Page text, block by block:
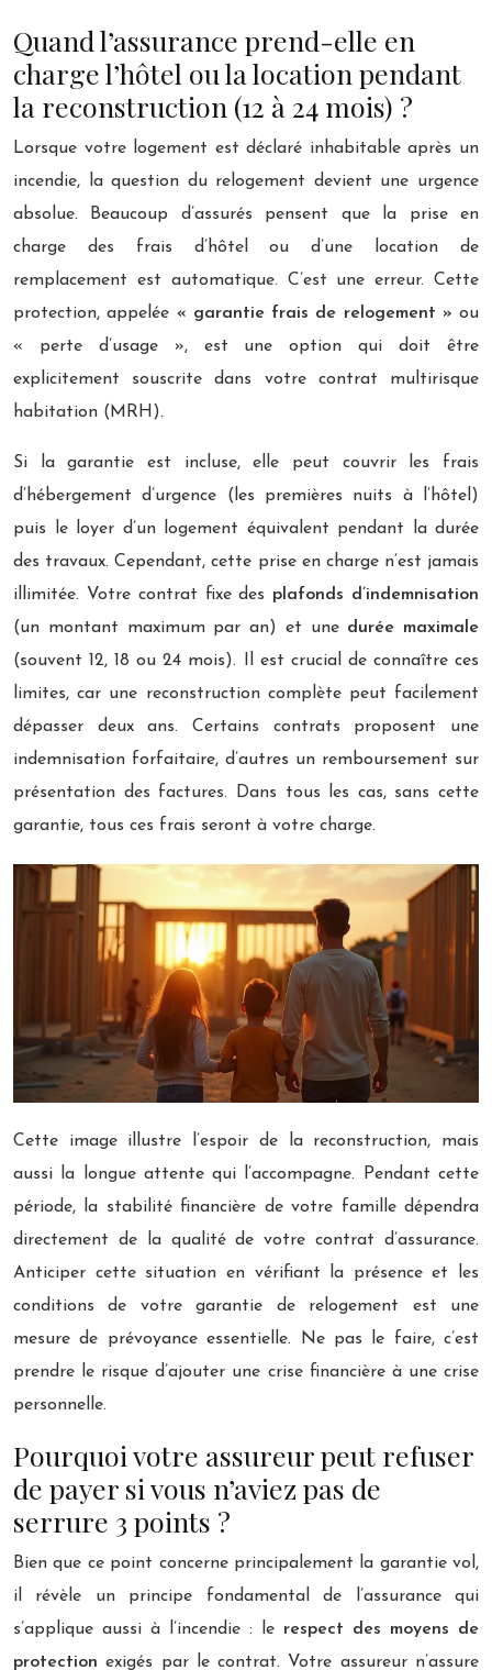
Quand l’assurance prend-elle en
charge l’hôtel ou la location pendant
la reconstruction (12 à 24 mois) ?
Lorsque votre logement est déclaré inhabitable après un
incendie, la question du relogement devient une urgence
absolue. Beaucoup d’assurés pensent que la prise en
charge des frais d’hôtel ou d’une location de
remplacement est automatique. C’est une erreur. Cette
protection, appelée « garantie frais de relogement » ou
« perte d’usage », est une option qui doit être
explicitement souscrite dans votre contrat multirisque
habitation (MRH).
Si la garantie est incluse, elle peut couvrir les frais
d’hébergement d’urgence (les premières nuits à l’hôtel)
puis le loyer d’un logement équivalent pendant la durée
des travaux. Cependant, cette prise en charge n’est jamais
illimitée. Votre contrat fixe des plafonds d’indemnisation
(un montant maximum par an) et une durée maximale
(souvent 12, 18 ou 24 mois). Il est crucial de connaître ces
limites, car une reconstruction complète peut facilement
dépasser deux ans. Certains contrats proposent une
indemnisation forfaitaire, d’autres un remboursement sur
présentation des factures. Dans tous les cas, sans cette
garantie, tous ces frais seront à votre charge.
Cette image illustre l’espoir de la reconstruction, mais
aussi la longue attente qui l’accompagne. Pendant cette
période, la stabilité financière de votre famille dépendra
directement de la qualité de votre contrat d’assurance.
Anticiper cette situation en vérifiant la présence et les
conditions de votre garantie de relogement est une
mesure de prévoyance essentielle. Ne pas le faire, c’est
prendre le risque d’ajouter une crise financière à une crise
personnelle.
Pourquoi votre assureur peut refuser
de payer si vous n’aviez pas de
serrure 3 points ?
Bien que ce point concerne principalement la garantie vol,
il révèle un principe fondamental de l’assurance qui
s’applique aussi à l’incendie : le respect des moyens de
protection exigés par le contrat. Votre assureur n’assure